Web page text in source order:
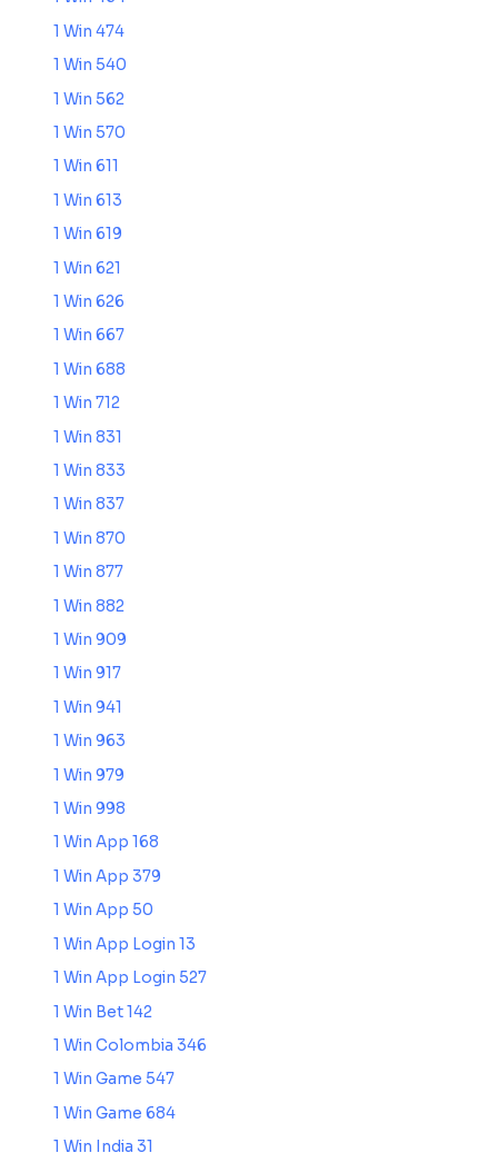
1 Win 474
1 Win 540
1 Win 562
1 Win 570
1 Win 611
1 Win 613
1 Win 619
1 Win 621
1 Win 626
1 Win 667
1 Win 688
1 Win 712
1 Win 831
1 Win 833
1 Win 837
1 Win 870
1 Win 877
1 Win 882
1 Win 909
1 Win 917
1 Win 941
1 Win 963
1 Win 979
1 Win 998
1 Win App 168
1 Win App 379
1 Win App 50
1 Win App Login 13
1 Win App Login 527
1 Win Bet 142
1 Win Colombia 346
1 Win Game 547
1 Win Game 684
1 Win India 31